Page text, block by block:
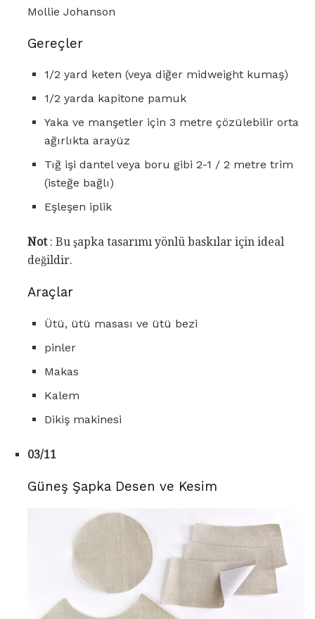
Mollie Johanson
Gereçler
1/2 yard keten (veya diğer midweight kumaş)
1/2 yarda kapitone pamuk
Yaka ve manşetler için 3 metre çözülebilir orta
ağırlıkta arayüz
Tığ işi dantel veya boru gibi 2-1 / 2 metre trim
(isteğe bağlı)
Eşleşen iplik
Not: Bu şapka tasarımı yönlü baskılar için ideal
değildir.
Araçlar
Ütü, ütü masası ve ütü bezi
pinler
Makas
Kalem
Dikiş makinesi
03/11
Güneş Şapka Desen ve Kesim